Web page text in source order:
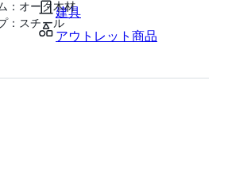
建具
アウトレット商品
：オーク木材
：スチール